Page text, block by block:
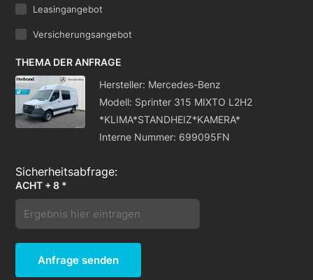
Leasingangebot
Versicherungsangebot
THEMA DER ANFRAGE
Hersteller: Mercedes-Benz
Modell: Sprinter 315 MIXTO L2H2
*KLIMA*STANDHEIZ*KAMERA*
Interne Nummer: 699095FN
ACHT + 8 *
Anfrage senden